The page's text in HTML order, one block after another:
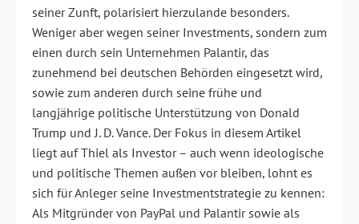
seiner Zunft, polarisiert hierzulande besonders.
Weniger aber wegen seiner Investments, sondern zum
einen durch sein Unternehmen Palantir, das
zunehmend bei deutschen Behörden eingesetzt wird,
sowie zum anderen durch seine frühe und
langjährige politische Unterstützung von Donald
Trump und J. D. Vance. Der Fokus in diesem Artikel
liegt auf Thiel als Investor – auch wenn ideologische
und politische Themen außen vor bleiben, lohnt es
sich für Anleger seine Investmentstrategie zu kennen:
Als Mitgründer von PayPal und Palantir sowie als